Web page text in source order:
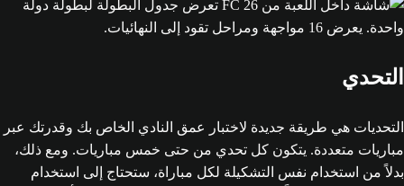
التحدي
التحديات هي طريقة جديدة لاختبار عمق النادي الخاص بك وقدرتك عبر
مباريات متعددة. يتكون كل تحدي من حتى خمس مباريات. ومع ذلك،
بدلاً من استخدام نفس التشكيلة لكل مباراة، ستحتاج إلى استخدام